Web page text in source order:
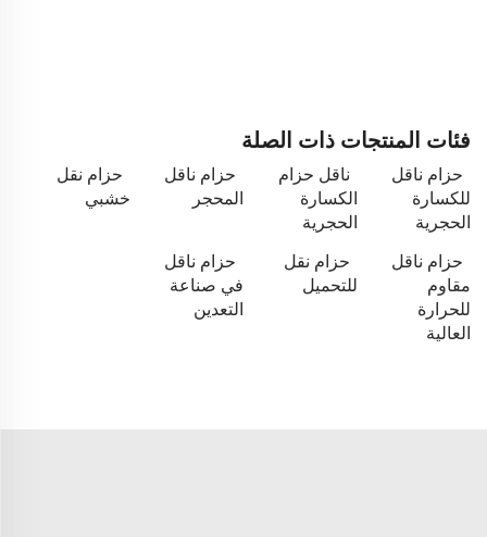
فئات المنتجات ذات الصلة
حزام ناقل
للكسارة
الحجرية
ناقل حزام
الكسارة
الحجرية
حزام ناقل
المحجر
حزام نقل
خشبي
حزام ناقل
مقاوم
للحرارة
العالية
حزام نقل
للتحميل
حزام ناقل
في صناعة
التعدين